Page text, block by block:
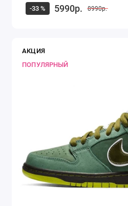
-33 % 5990р. 8990р.
АКЦИЯ
ПОПУЛЯРНЫЙ